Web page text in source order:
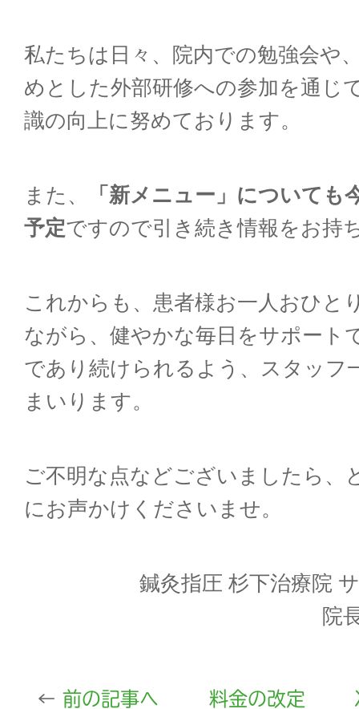
私たちは日々、院内での勉強会や
めとした外部研修への参加を通じ
識の向上に努めております。
また、
「新メニュー」についても
予定ですので引き続き情報をお持
これからも、患者様お一人おひと
ながら、健やかな毎日をサポート
であり続けられるよう、スタッフ
まいります。
ご不明な点などございましたら、
にお声かけくださいませ。
鍼灸指圧 杉下治療院
院
前の記事へ
料金の改定